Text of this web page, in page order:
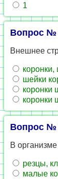
1
Вопрос №
Внешнее
коронки,
шейки
коронки
коронки
Вопрос №
В
резцы,
малые